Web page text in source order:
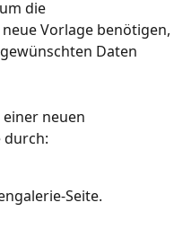
die
Vorlage benötigen,
Daten
neuen
durch:
Seite.